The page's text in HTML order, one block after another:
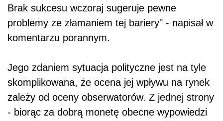
Brak sukcesu wczoraj sugeruje pewne
problemy ze złamaniem tej bariery" - napisał w
komentarzu porannym.
Jego zdaniem sytuacja polityczne jest na tyle
skomplikowana, że ocena jej wpływu na rynek
zależy od oceny obserwatorów. Z jednej strony
- biorąc za dobrą monetę obecne wypowiedzi